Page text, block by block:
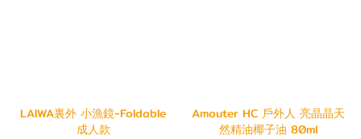
LAIWA裏外 小漁鏡-Foldable
成人款
Amouter HC 戶外人 亮晶晶天
然精油椰子油 80ml